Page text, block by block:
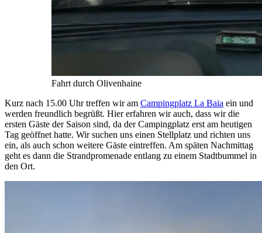
Fahrt durch Olivenhaine
Kurz nach 15.00 Uhr treffen wir am Campingplatz La Baia ein und
werden freundlich begrüßt. Hier erfahren wir auch, dass wir die
ersten Gäste der Saison sind, da der Campingplatz erst am heutigen
Tag geöffnet hatte. Wir suchen uns einen Stellplatz und richten uns
ein, als auch schon weitere Gäste eintreffen. Am späten Nachmittag
geht es dann die Strandpromenade entlang zu einem Stadtbummel in
den Ort.